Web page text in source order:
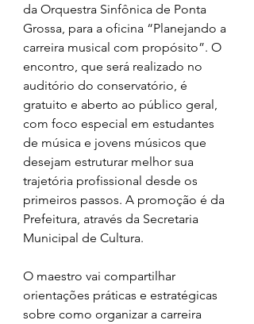
da Orquestra Sinfônica de Ponta
Grossa, para a oficina “Planejando a
carreira musical com propósito”. O
encontro, que será realizado no
auditório do conservatório, é
gratuito e aberto ao público geral,
com foco especial em estudantes
de música e jovens músicos que
desejam estruturar melhor sua
trajetória profissional desde os
primeiros passos. A promoção é da
Prefeitura, através da Secretaria
Municipal de Cultura.
O maestro vai compartilhar
orientações práticas e estratégicas
sobre como organizar a carreira